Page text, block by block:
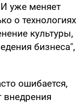
уже меняет
о технологиях
культуры,
бизнеса",
ошибается,
внедрения